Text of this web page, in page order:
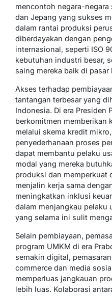
mencontoh negara-negara
dan Jepang yang sukses
dalam rantai produksi
diberdayakan dengan
internasional, seperti ISO
kebutuhan industri besar,
saing mereka baik di
Akses terhadap
tantangan terbesar yang
Indonesia. Di era Presiden
berkomitmen memberikan
melalui skema kredit
penyederhanaan proses
dapat membantu pelaku
modal yang mereka
produksi dan memperkuat
menjalin kerja sama
meningkatkan inklusi
dalam menjangkau pelaku
yang selama ini sulit
Selain pembiayaan,
program UMKM di era
semakin digital,
commerce dan media
memperluas jangkauan
lebih luas. Kolaborasi